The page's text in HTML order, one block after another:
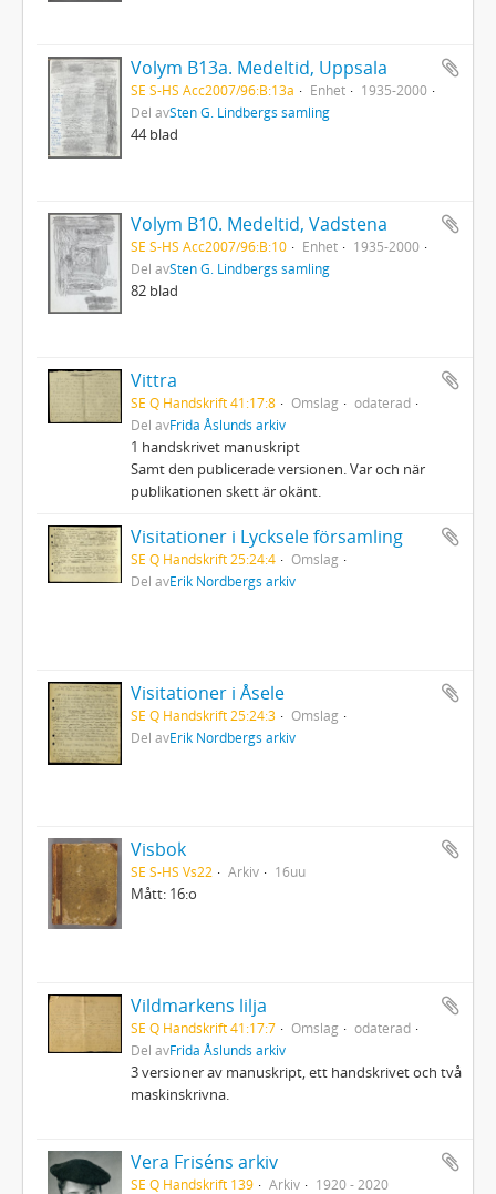
Volym B13a. Medeltid, Uppsala
SE S-HS Acc2007/96:B:13a Enhet
1935-2000
Del avSten G. Lindbergs samling
44 blad
Volym B10. Medeltid, Vadstena
SE S-HS Acc2007/96:B:10 Enhet
1935-2000
Del avSten G. Lindbergs samling
82 blad
Vittra
SE Q Handskrift 41:17:8 Omslag
odaterad
Del avFrida Åslunds arkiv
1 handskrivet manuskript
Samt den publicerade versionen. Var och när
publikationen skett är okänt.
Visitationer i Lycksele församling
SE Q Handskrift 25:24:4
Omslag
Del avErik Nordbergs arkiv
Visitationer i Åsele
SE Q Handskrift 25:24:3
Omslag
Del avErik Nordbergs arkiv
Visbok
SE S-HS Vs22 Arkiv 16uu
Mått: 16:o
Vildmarkens lilja
SE Q Handskrift 41:17:7 Omslag
odaterad
Del avFrida Åslunds arkiv
3 versioner av manuskript, ett handskrivet och två
maskinskrivna.
Vera Friséns arkiv
SE Q Handskrift 139 Arkiv 1920 - 2020